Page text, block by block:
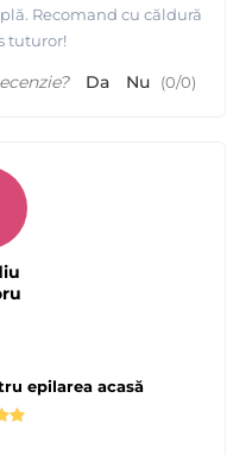
Recomand cu căldură
tuturor!
Da Nu (0/0)
epilarea acasă